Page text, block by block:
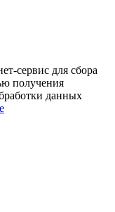
сервис для сбора
получения
данных